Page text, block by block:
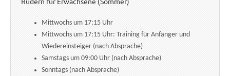
Mittwochs um 17:15 Uhr
Mittwochs um 17:15 Uhr: Training für Anfänger und
Wiedereinsteiger (nach Absprache)
Samstags um 09:00 Uhr (nach Absprache)
Sonntags (nach Absprache)